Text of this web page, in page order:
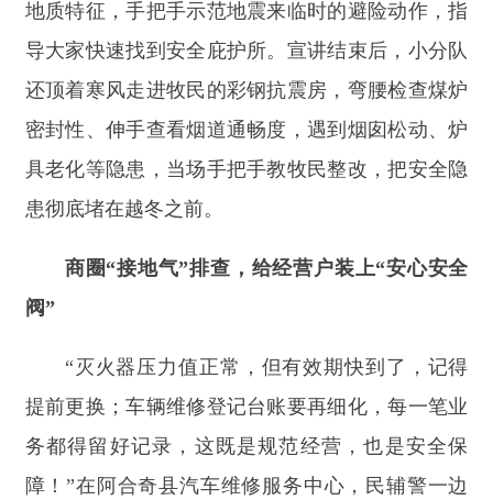
商圈“接地气”排查，给经营户装上“安心安全
阀”
“灭火器压力值正常，但有效期快到了，记得
提前更换；车辆维修登记台账要再细化，每一笔业
务都得留好记录，这既是规范经营，也是安全保
障！” 在阿合奇县汽车维修服务中心，民辅警一边
近日，县公安局组织民辅警深入辖区企业、商铺，
开展安全生产与治安隐患
在此次排查中，民辅警始终紧扣“防风险、除